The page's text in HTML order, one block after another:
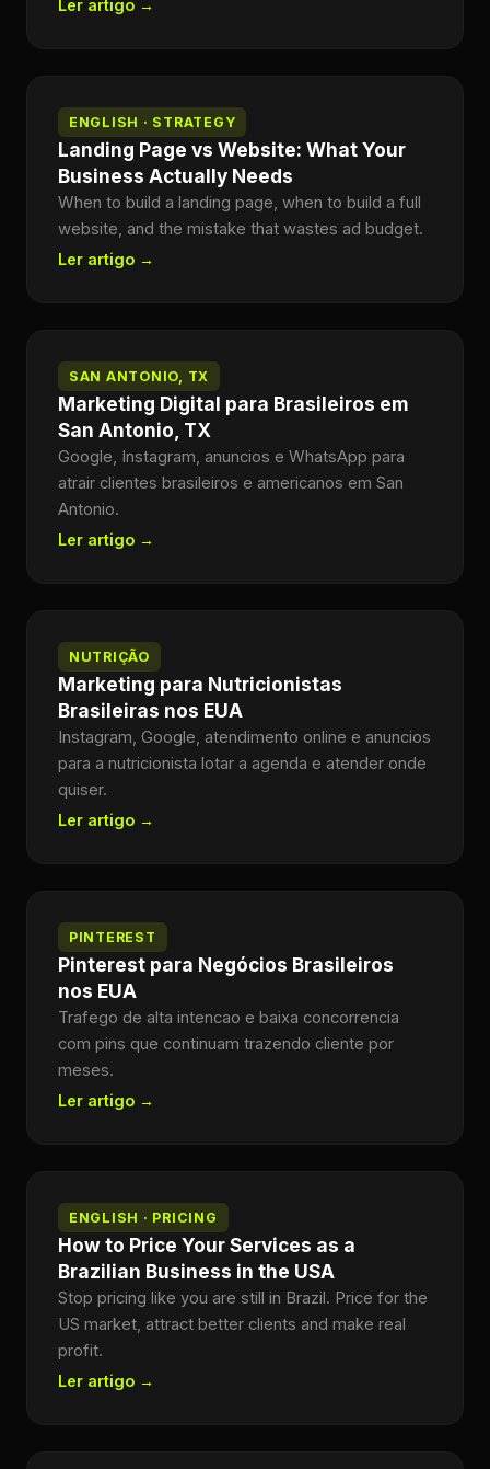
Ler artigo →
ENGLISH · STRATEGY
Landing Page vs Website: What Your
Business Actually Needs
When to build a landing page, when to build a full
website, and the mistake that wastes ad budget.
Ler artigo →
SAN ANTONIO, TX
Marketing Digital para Brasileiros em
San Antonio, TX
Google, Instagram, anuncios e WhatsApp para
atrair clientes brasileiros e americanos em San
Antonio.
Ler artigo →
NUTRIÇÃO
Marketing para Nutricionistas
Brasileiras nos EUA
Instagram, Google, atendimento online e anuncios
para a nutricionista lotar a agenda e atender onde
quiser.
Ler artigo →
PINTEREST
Pinterest para Negócios Brasileiros
nos EUA
Trafego de alta intencao e baixa concorrencia
com pins que continuam trazendo cliente por
meses.
Ler artigo →
ENGLISH · PRICING
How to Price Your Services as a
Brazilian Business in the USA
Stop pricing like you are still in Brazil. Price for the
US market, attract better clients and make real
profit.
Ler artigo →